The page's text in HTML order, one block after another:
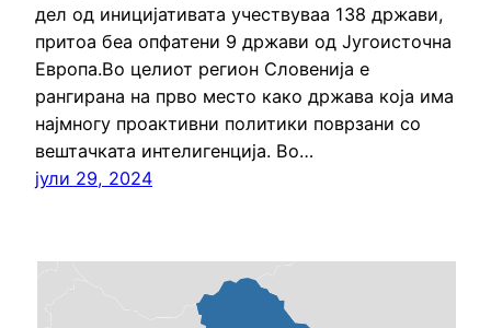
дел од иницијативата учествуваа 138 држави,
притоа беа опфатени 9 држави од Југоисточна
Европа.Во целиот регион Словенија е
рангирана на прво место како држава која има
најмногу проактивни политики поврзани со
вештачката интелигенција. Во…
јули 29, 2024